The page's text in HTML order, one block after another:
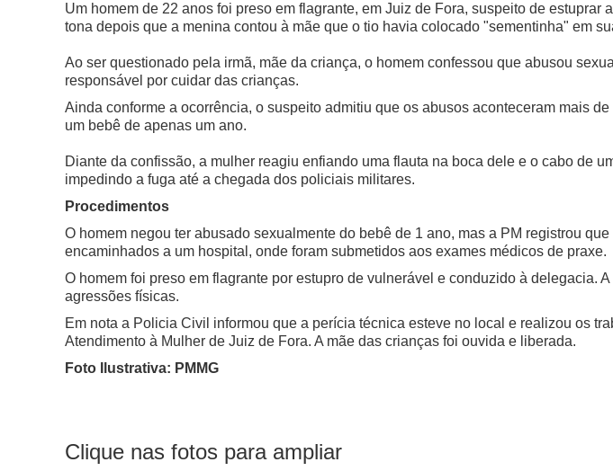
Um homem de 22 anos foi preso em flagrante, em Juiz de Fora, suspeito de estuprar
tona depois que a menina contou à mãe que o tio havia colocado "sementinha" em
Ao ser questionado pela irmã, mãe da criança, o homem confessou que abusou
responsável por cuidar das crianças.
Ainda conforme a ocorrência, o suspeito admitiu que os abusos aconteceram mais
um bebê de apenas um ano.
Diante da confissão, a mulher reagiu enfiando uma flauta na boca dele e o cabo de
impedindo a fuga até a chegada dos policiais militares.
Procedimentos
O homem negou ter abusado sexualmente do bebê de 1 ano, mas a PM registrou
encaminhados a um hospital, onde foram submetidos aos exames médicos de praxe.
O homem foi preso em flagrante por estupro de vulnerável e conduzido à delegacia.
agressões físicas.
Em nota a Policia Civil informou que a perícia técnica esteve no local e realizou os
Atendimento à Mulher de Juiz de Fora. A mãe das crianças foi ouvida e liberada.
Foto Ilustrativa: PMMG
Clique nas fotos para ampliar